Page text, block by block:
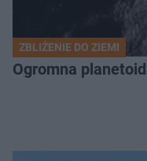
ZBLIŻENIE DO ZIEMI
Ogromna